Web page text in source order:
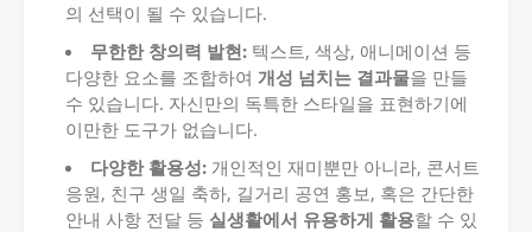
의 선택이 될 수 있습니다.
무한한 창의력 발현: 텍스트, 색상, 애니메이션 등
다양한 요소를 조합하여 개성 넘치는 결과물을 만들
수 있습니다. 자신만의 독특한 스타일을 표현하기에
이만한 도구가 없습니다.
다양한 활용성: 개인적인 재미뿐만 아니라, 콘서트
응원, 친구 생일 축하, 길거리 공연 홍보, 혹은 간단한
안내 사항 전달 등 실생활에서 유용하게 활용할 수 있